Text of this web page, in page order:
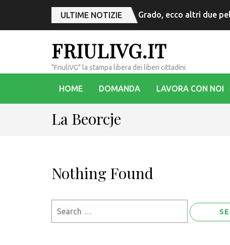
ULTIME NOTIZIE Grado, ecco altri due
FRIULIVG.IT
"FriuliVG" la stampa libera dei liberi cittadini
HOME DOMANDA LAVORA CON NOI
La Beorcje
Nothing Found